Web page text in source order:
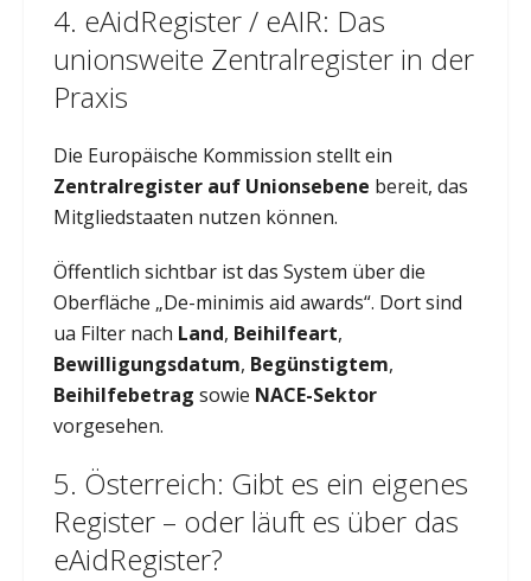
4. eAidRegister / eAIR: Das
unionsweite Zentralregister in der
Praxis
Die Europäische Kommission stellt ein
Zentralregister auf Unionsebene bereit, das
Mitgliedstaaten nutzen können.
Öffentlich sichtbar ist das System über die
Oberfläche „De-minimis aid awards“. Dort sind
ua Filter nach Land, Beihilfeart,
Bewilligungsdatum, Begünstigtem,
Beihilfebetrag sowie NACE-Sektor
vorgesehen.
5. Österreich: Gibt es ein eigenes
Register – oder läuft es über das
eAidRegister?